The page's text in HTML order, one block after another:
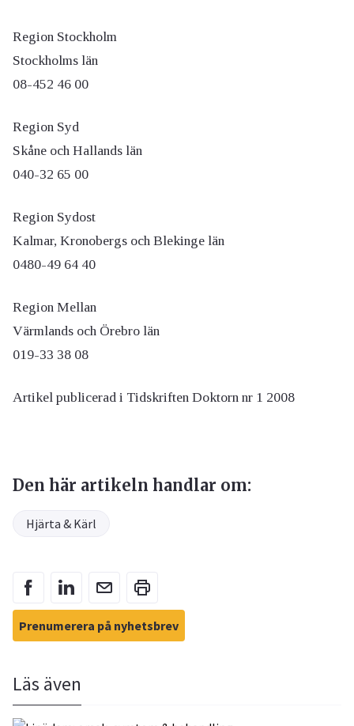
Region Stockholm
Stockholms län
08-452 46 00
Region Syd
Skåne och Hallands län
040-32 65 00
Region Sydost
Kalmar, Kronobergs och Blekinge län
0480-49 64 40
Region Mellan
Värmlands och Örebro län
019-33 38 08
Artikel publicerad i Tidskriften Doktorn nr 1 2008
Den här artikeln handlar om:
Hjärta & Kärl
Prenumerera på nyhetsbrev
Läs även